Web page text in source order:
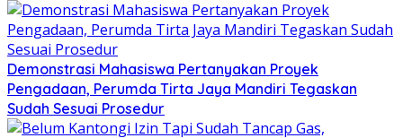
Demonstrasi Mahasiswa Pertanyakan Proyek
Pengadaan, Perumda Tirta Jaya Mandiri Tegaskan
Sudah Sesuai Prosedur